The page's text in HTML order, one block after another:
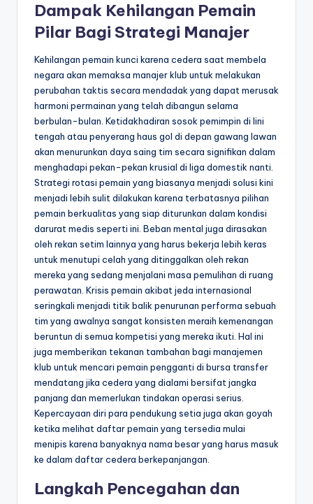
Dampak Kehilangan Pemain
Pilar Bagi Strategi Manajer
Kehilangan pemain kunci karena cedera saat membela
negara akan memaksa manajer klub untuk melakukan
perubahan taktis secara mendadak yang dapat merusak
harmoni permainan yang telah dibangun selama
berbulan-bulan. Ketidakhadiran sosok pemimpin di lini
tengah atau penyerang haus gol di depan gawang lawan
akan menurunkan daya saing tim secara signifikan dalam
menghadapi pekan-pekan krusial di liga domestik nanti.
Strategi rotasi pemain yang biasanya menjadi solusi kini
menjadi lebih sulit dilakukan karena terbatasnya pilihan
pemain berkualitas yang siap diturunkan dalam kondisi
darurat medis seperti ini. Beban mental juga dirasakan
oleh rekan setim lainnya yang harus bekerja lebih keras
untuk menutupi celah yang ditinggalkan oleh rekan
mereka yang sedang menjalani masa pemulihan di ruang
perawatan. Krisis pemain akibat jeda internasional
seringkali menjadi titik balik penurunan performa sebuah
tim yang awalnya sangat konsisten meraih kemenangan
beruntun di semua kompetisi yang mereka ikuti. Hal ini
juga memberikan tekanan tambahan bagi manajemen
klub untuk mencari pemain pengganti di bursa transfer
mendatang jika cedera yang dialami bersifat jangka
panjang dan memerlukan tindakan operasi serius.
Kepercayaan diri para pendukung setia juga akan goyah
ketika melihat daftar pemain yang tersedia mulai
menipis karena banyaknya nama besar yang harus masuk
ke dalam daftar cedera berkepanjangan.
Langkah Pencegahan dan